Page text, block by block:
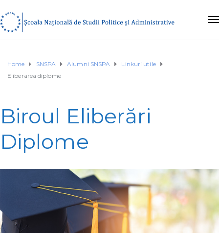
Home SNSPA Alumni SNSPA
Linkuri utile
Eliberarea diplome
Biroul Eliberări
Diplome